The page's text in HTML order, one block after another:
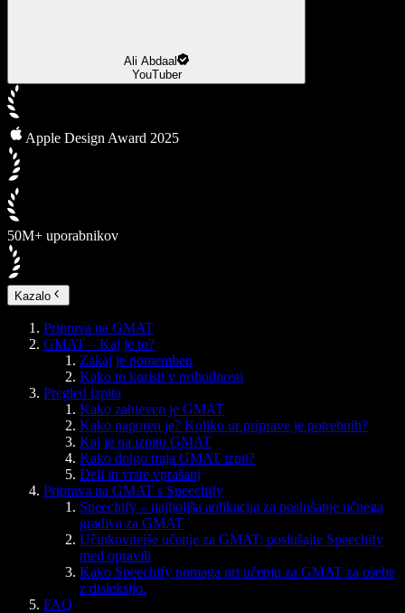
Ali Abdaal
YouTuber
Apple Design Award 2025
50M+ uporabnikov
Kazalo
Priprava na GMAT
GMAT – Kaj je to?
Zakaj je pomemben
Kako to koristi v prihodnosti
Pregled izpita
Kako zahteven je GMAT
Kako naporen je? Koliko ur priprave je potrebnih?
Kaj je na izpitu GMAT
Kako dolgo traja GMAT izpit?
Deli in vrste vprašanj
Priprava na GMAT s Speechify
Speechify – najboljša aplikacija za poslušanje učnega
gradiva za GMAT
Učinkovitejše učenje za GMAT: poslušajte Speechify
med opravili
Kako Speechify pomaga pri učenju za GMAT za osebe
z disleksijo.
FAQ